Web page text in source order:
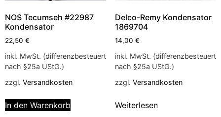
NOS Tecumseh #22987
Kondensator
22,50 €
inkl. MwSt. (differenzbesteuert
nach §25a UStG.)
zzgl. Versandkosten
In den Warenkorb
Delco-Remy Kondensator
1869704
14,00 €
inkl. MwSt. (differenzbesteuert
nach §25a UStG.)
zzgl. Versandkosten
Weiterlesen